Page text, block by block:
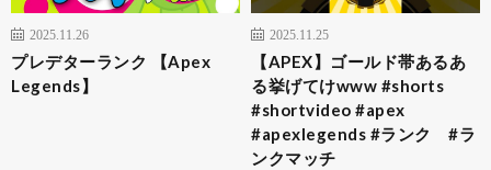
2025.11.26
プレデターランク 【Apex
Legends】
2025.11.25
【APEX】ゴールド帯あるあ
る挙げてけwww #shorts
#shortvideo #apex
#apexlegends #ランク #ラ
ンクマッチ